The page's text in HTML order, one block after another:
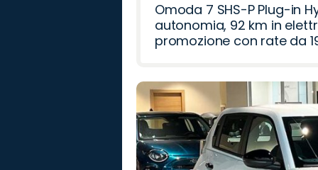
Omoda 7 SHS-P Plug-in
autonomia, 92 km in
promozione con rate da